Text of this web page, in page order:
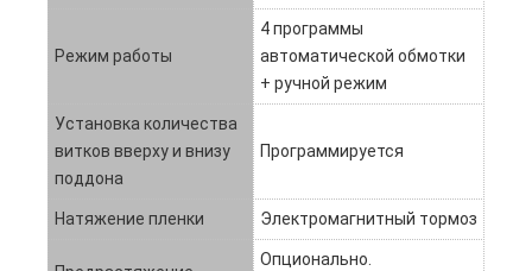
Режим работы
4 программы
автоматической обмотки
+ ручной режим
Установка количества
витков вверху и внизу
поддона
Программируется
Натяжение пленки Электромагнитный тормоз
Опционально.